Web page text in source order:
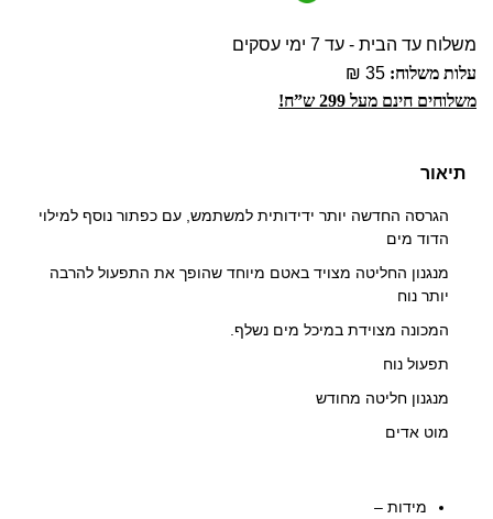
משלוח עד הבית - עד 7 ימי עסקים
עלות משלוח:
משלוחים חינם מעל 299 ש”ח!
תיאור
הגרסה החדשה יותר ידידותית למשתמש, עם כפתור נוסף למילוי
הדוד מים
מנגנון החליטה מצויד באטם מיוחד שהופך את התפעול להרבה
יותר נוח
המכונה מצוידת במיכל מים נשלף.
תפעול נוח
מנגנון חליטה מחודש
מוט אדים
מידות –